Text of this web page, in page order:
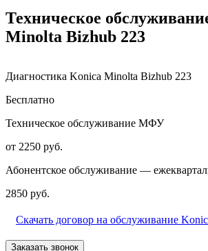
Техническое
Minolta Bizhub 223
Диагностика Konica Minolta Bizhub 223
Бесплатно
Техническое обслуживание МФУ
от 2250 руб.
Абонентское обслуживание —
2850 руб.
Скачать договор на обслуживание
Заказать звонок